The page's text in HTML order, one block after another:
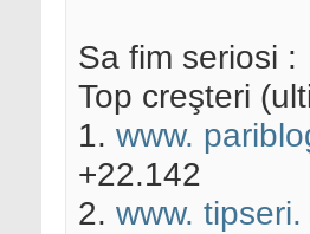
Sa fim seriosi :
Top creşteri
1. www.
+22.142
2. www. tipseri.